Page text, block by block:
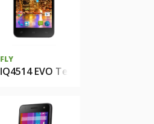
FLY
IQ4514 EVO Tech 4